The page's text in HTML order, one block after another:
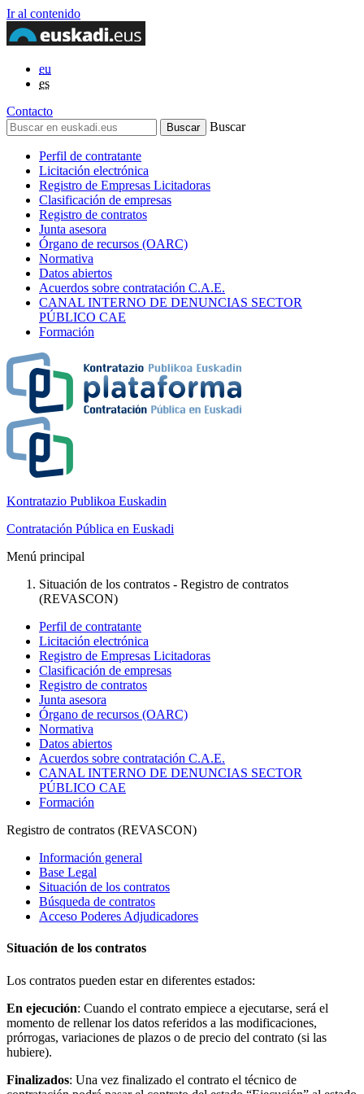
Ir al contenido
eu
es
Contacto
Buscar
Perfil de contratante
Licitación electrónica
Registro de Empresas Licitadoras
Clasificación de empresas
Registro de contratos
Junta asesora
Órgano de recursos (OARC)
Normativa
Datos abiertos
Acuerdos sobre contratación C.A.E.
CANAL INTERNO DE DENUNCIAS SECTOR
PÚBLICO CAE
Formación
Kontratazio Publikoa Euskadin
Contratación Pública en Euskadi
Menú principal
Situación de los contratos - Registro de contratos
(REVASCON)
Perfil de contratante
Licitación electrónica
Registro de Empresas Licitadoras
Clasificación de empresas
Registro de contratos
Junta asesora
Órgano de recursos (OARC)
Normativa
Datos abiertos
Acuerdos sobre contratación C.A.E.
CANAL INTERNO DE DENUNCIAS SECTOR
PÚBLICO CAE
Formación
Registro de contratos (REVASCON)
Información general
Base Legal
Situación de los contratos
Búsqueda de contratos
Acceso Poderes Adjudicadores
Situación de los contratos
Los contratos pueden estar en diferentes estados:
En ejecución: Cuando el contrato empiece a ejecutarse, será el
momento de rellenar los datos referidos a las modificaciones,
prórrogas, variaciones de plazos o de precio del contrato (si las
hubiere).
Finalizados: Una vez finalizado el contrato el técnico de